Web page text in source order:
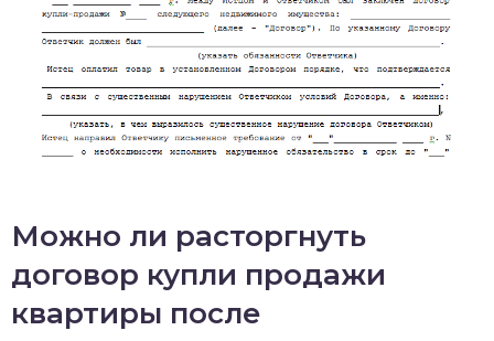
Можно ли расторгнуть
договор купли продажи
квартиры после